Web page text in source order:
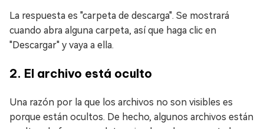
La respuesta es "carpeta de descarga". Se mostrará
cuando abra alguna carpeta, así que haga clic en
"Descargar" y vaya a ella.
2. El archivo está oculto
Una razón por la que los archivos no son visibles es
porque están ocultos. De hecho, algunos archivos están